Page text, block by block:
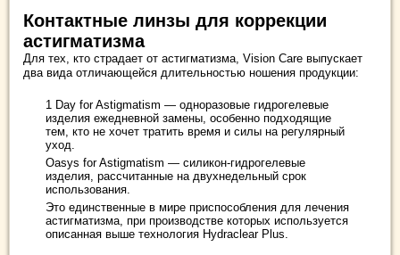
Контактные линзы для коррекции
астигматизма
Для тех, кто страдает от астигматизма, Vision Care выпускает
два вида отличающейся длительностью ношения продукции:
1 Day for Astigmatism — одноразовые гидрогелевые
изделия ежедневной замены, особенно подходящие
тем, кто не хочет тратить время и силы на регулярный
уход.
Oasys for Astigmatism — силикон-гидрогелевые
изделия, рассчитанные на двухнедельный срок
использования.
Это единственные в мире приспособления для лечения
астигматизма, при производстве которых используется
описанная выше технология Hydraclear Plus.